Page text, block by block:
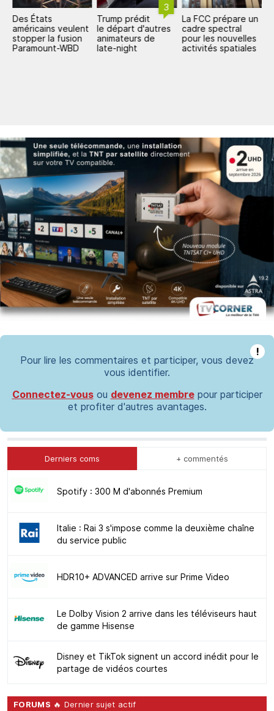
Des États
américains veulent
stopper la fusion
Paramount-WBD
3
Trump prédit
le départ d'autres
animateurs de
late-night
La FCC prépare un
cadre spectral
pour les nouvelles
activités spatiales
!
Pour lire les commentaires et participer, vous devez
vous identifier.
Connectez-vousou devenez membrepour participer
et profiter d'autres avantages.
Derniers coms + commentés
Spotify : 300 M d'abonnés Premium
Italie : Rai 3 s'impose comme la deuxième chaîne
du service public
HDR10+ ADVANCED arrive sur Prime Video
Le Dolby Vision 2 arrive dans les téléviseurs haut
de gamme Hisense
Disney et TikTok signent un accord inédit pour le
partage de vidéos courtes
FORUMS 🔥 Dernier sujet actif